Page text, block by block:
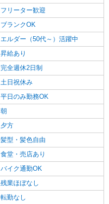
フリーター歓迎
ブランクOK
エルダー（50代～）活躍中
昇給あり
完全週休2日制
土日祝休み
平日のみ勤務OK
朝
夕方
髪型・髪色自由
食堂・売店あり
バイク通勤OK
残業ほぼなし
転勤なし